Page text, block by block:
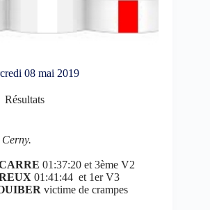
08 mai 2019
Résultats
01:37:20 et 3ème V2
01:41:44 et 1er V3
victime de crampes